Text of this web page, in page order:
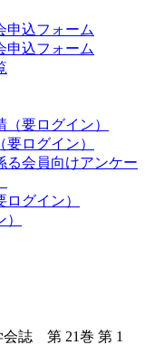
込フォーム
申込フォーム
要ログイン）
ログイン）
る会員向けアンケー
グイン）
会誌 第 21巻 第 1